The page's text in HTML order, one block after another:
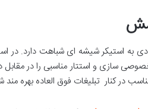
به استیکر شیشه ای شباهت دارد.
سازی و استتار مناسبی را در مقابل
در کنار تبلیغات فوق العاده بهره مند